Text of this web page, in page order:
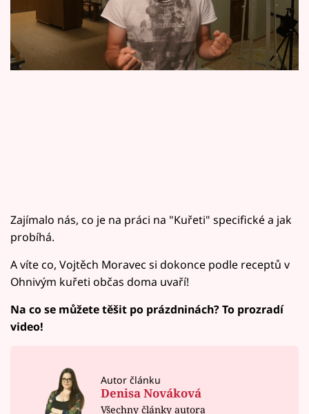
Sledujte prima+
Filmový festival Karlovy Vary
Sledujte nás
Zajímalo nás, co je na práci na "Kuřeti" specifické a jak
probíhá.
A víte co, Vojtěch Moravec si dokonce podle receptů v
Ohnivým kuřeti občas doma uvaří!
Na co se můžete těšit po prázdninách? To prozradí
video!
Autor článku
Denisa Nováková
Všechny články autora